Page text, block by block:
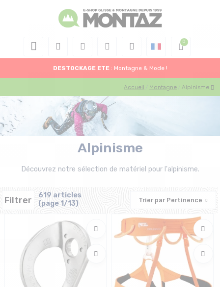
DESTOCKAGE ETE : Montagne & Mode !
Accueil Montagne Alpinisme
Alpinisme
Découvrez notre sélection de matériel pour l'alpinisme.
Filtrer
619 articles
(page 1/13)
Trier par Pertinence